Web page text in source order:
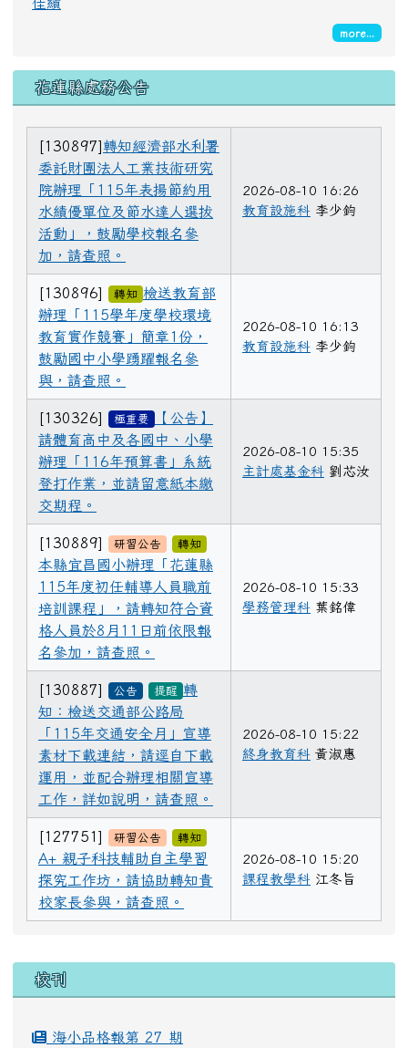
more...
花蓮縣處務公告
[130897]轉知經濟部水利署
委託財團法人工業技術研究
院辦理「115年表揚節約用
水績優單位及節水達人選拔
活動」，鼓勵學校報名參
加，請查照。
2026-08-10 16:26
教育設施科 李少鈞
[130896] 轉知 檢送教育部
辦理「115學年度學校環境
教育實作競賽」簡章1份，
鼓勵國中小學踴躍報名參
與，請查照。
2026-08-10 16:13
教育設施科 李少鈞
[130326] 極重要
【公告】
請體育高中及各國中、小學
辦理「116年預算書」系統
登打作業，並請留意紙本繳
交期程。
2026-08-10 15:35
主計處基金科 劉芯汝
[130889] 研習公告 轉知
本縣宜昌國小辦理「花蓮縣
115年度初任輔導人員職前
培訓課程」，請轉知符合資
格人員於8月11日前依限報
名參加，請查照。
2026-08-10 15:33
學務管理科 葉銘偉
[130887] 公告 提醒 轉
知：檢送交通部公路局
「115年交通安全月」宣導
素材下載連結，請逕自下載
運用，並配合辦理相關宣導
工作，詳如說明，請查照。
2026-08-10 15:22
終身教育科 黃淑惠
[127751] 研習公告 轉知
A+ 親子科技輔助自主學習
探究工作坊，請協助轉知貴
校家長參與，請查照。
2026-08-10 15:20
課程教學科 江冬旨
左邊區域內容
校刊
海小品格報第 27 期